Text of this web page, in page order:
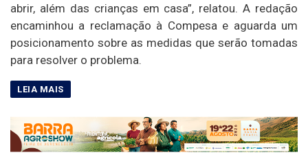
abrir, além das crianças em casa”, relatou. A redação
encaminhou a reclamação à Compesa e aguarda um
posicionamento sobre as medidas que serão tomadas
para resolver o problema.